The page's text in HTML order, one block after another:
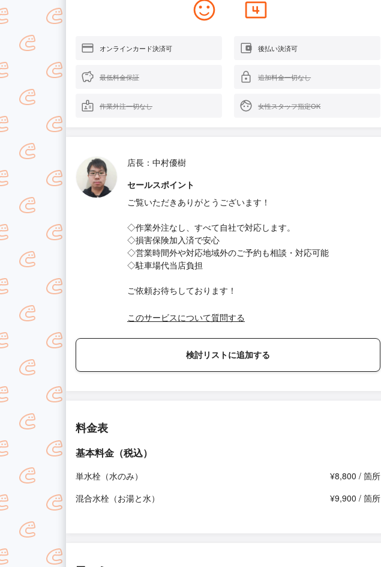
オンラインカード決済可 後払い決済可
最低料金保証 追加料金一切なし
作業外注一切なし 女性スタッフ指定OK
店長：中村優樹
セールスポイント
ご覧いただきありがとうございます！
◇作業外注なし、すべて自社で対応します。
◇損害保険加入済で安心
◇営業時間外や対応地域外のご予約も相談・対応可能
◇駐車場代当店負担
ご依頼お待ちしております！
このサービスについて質問する
検討リストに追加する
料金表
基本料金（税込）
単水栓（水のみ）
¥8,800 / 箇所
混合水栓（お湯と水）
¥9,900 / 箇所